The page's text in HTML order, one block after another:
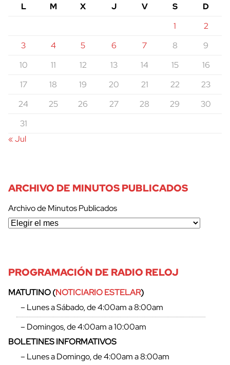
L
M X J V S
D
1
2
3
4 5 6 7 8
9
10
11 12 13 14 15
16
17
18 19 20 21 22
23
24
25 26 27 28 29
30
31
« Jul
ARCHIVO DE MINUTOS PUBLICADOS
Archivo de Minutos Publicados
PROGRAMACIÓN DE RADIO RELOJ
MATUTINO (NOTICIARIO ESTELAR)
– Lunes a Sábado, de 4:00am a 8:00am
– Domingos, de 4:00am a 10:00am
BOLETINES INFORMATIVOS
– Lunes a Domingo, de 4:00am a 8:00am